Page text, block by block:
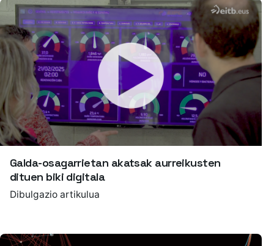
Galda-osagarrietan akatsak aurreikusten
dituen biki digitala
Dibulgazio artikulua